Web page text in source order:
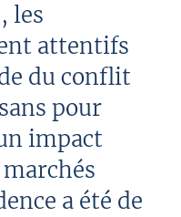
les
attentifs
du conflit
pour
impact
a été de